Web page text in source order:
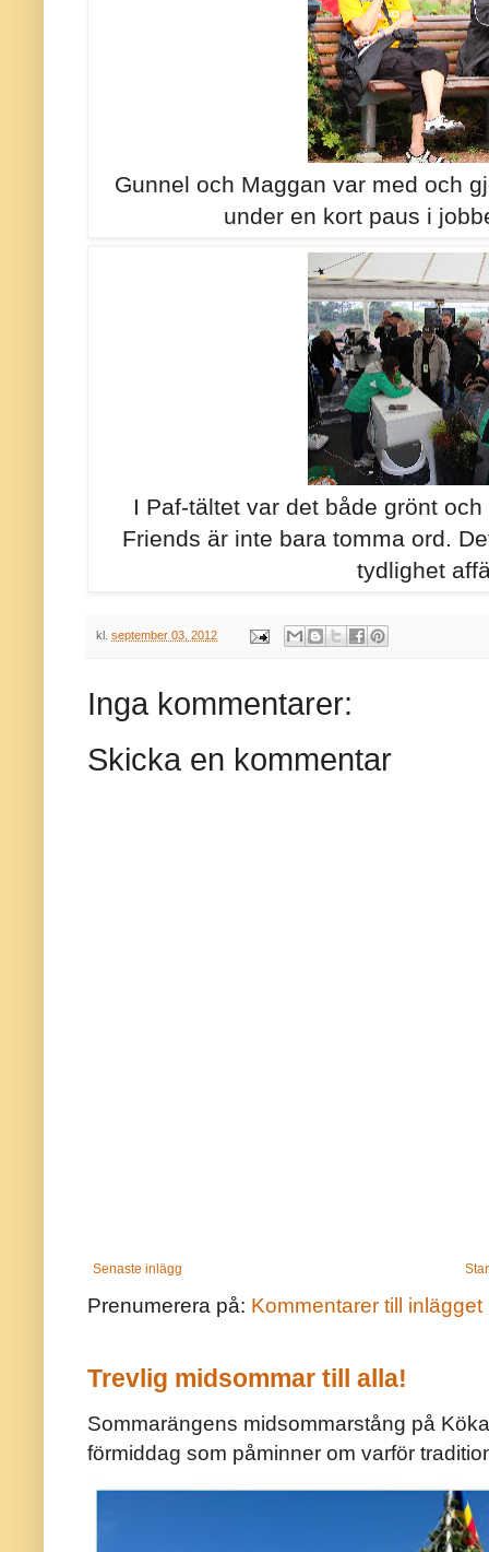
Gunnel och Maggan var med och
under en kort paus i
I Paf-tältet var det både grönt
Friends är inte bara tomma ord.
tydlighet
kl. september 03, 2012
Inga kommentarer:
Skicka en kommentar
Senaste inlägg
Prenumerera på: Kommentarer till inlägget
Trevlig midsommar till alla!
Sommarängens midsommarstång på
förmiddag som påminner om varför